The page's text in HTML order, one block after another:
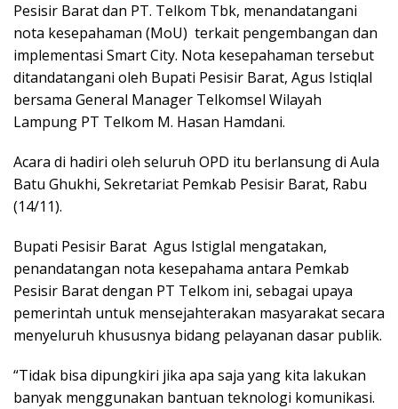
Pesisir Barat dan PT. Telkom Tbk, menandatangani
nota kesepahaman (MoU) terkait pengembangan dan
implementasi Smart City. Nota kesepahaman tersebut
ditandatangani oleh Bupati Pesisir Barat, Agus Istiqlal
bersama General Manager Telkomsel Wilayah
Lampung PT Telkom M. Hasan Hamdani.
Acara di hadiri oleh seluruh OPD itu berlansung di Aula
Batu Ghukhi, Sekretariat Pemkab Pesisir Barat, Rabu
(14/11).
Bupati Pesisir Barat Agus Istiglal mengatakan,
penandatangan nota kesepahama antara Pemkab
Pesisir Barat dengan PT Telkom ini, sebagai upaya
pemerintah untuk mensejahterakan masyarakat secara
menyeluruh khususnya bidang pelayanan dasar publik.
“Tidak bisa dipungkiri jika apa saja yang kita lakukan
banyak menggunakan bantuan teknologi komunikasi.